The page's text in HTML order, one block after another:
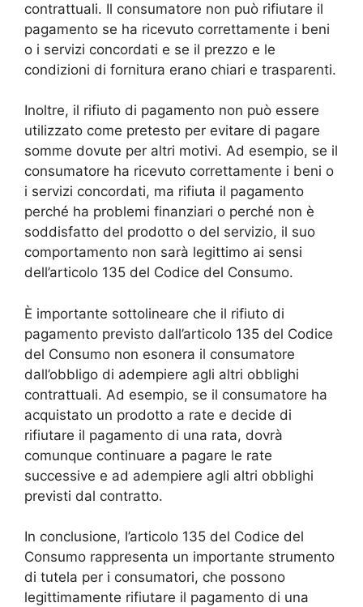
contrattuali. Il consumatore non può rifiutare il
pagamento se ha ricevuto correttamente i beni
o i servizi concordati e se il prezzo e le
condizioni di fornitura erano chiari e trasparenti.
Inoltre, il rifiuto di pagamento non può essere
utilizzato come pretesto per evitare di pagare
somme dovute per altri motivi. Ad esempio, se il
consumatore ha ricevuto correttamente i beni o
i servizi concordati, ma rifiuta il pagamento
perché ha problemi finanziari o perché non è
soddisfatto del prodotto o del servizio, il suo
comportamento non sarà legittimo ai sensi
dell’articolo 135 del Codice del Consumo.
È importante sottolineare che il rifiuto di
pagamento previsto dall’articolo 135 del Codice
del Consumo non esonera il consumatore
dall’obbligo di adempiere agli altri obblighi
contrattuali. Ad esempio, se il consumatore ha
acquistato un prodotto a rate e decide di
rifiutare il pagamento di una rata, dovrà
comunque continuare a pagare le rate
successive e ad adempiere agli altri obblighi
previsti dal contratto.
In conclusione, l’articolo 135 del Codice del
Consumo rappresenta un importante strumento
di tutela per i consumatori, che possono
legittimamente rifiutare il pagamento di una